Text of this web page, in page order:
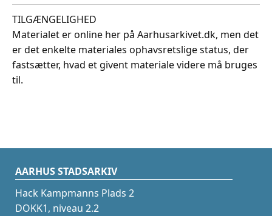
TILGÆNGELIGHED
Materialet er online her på Aarhusarkivet.dk, men det
er det enkelte materiales ophavsretslige status, der
fastsætter, hvad et givent materiale videre må bruges
til.
AARHUS STADSARKIV
Hack Kampmanns Plads 2
DOKK1, niveau 2.2